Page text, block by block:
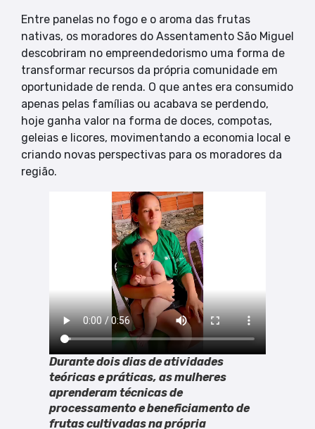
Entre panelas no fogo e o aroma das frutas
nativas, os moradores do Assentamento São Miguel
descobriram no empreendedorismo uma forma de
transformar recursos da própria comunidade em
oportunidade de renda. O que antes era consumido
apenas pelas famílias ou acabava se perdendo,
hoje ganha valor na forma de doces, compotas,
geleias e licores, movimentando a economia local e
criando novas perspectivas para os moradores da
região.
Durante dois dias de atividades
teóricas e práticas, as mulheres
aprenderam técnicas de
processamento e beneficiamento de
frutas cultivadas na própria